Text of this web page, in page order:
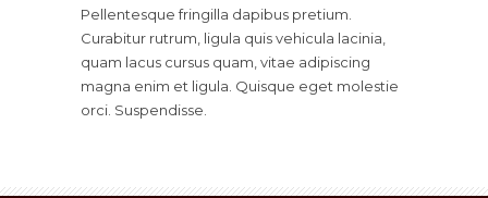
Pellentesque fringilla dapibus pretium.
Curabitur rutrum, ligula quis vehicula lacinia,
quam lacus cursus quam, vitae adipiscing
magna enim et ligula. Quisque eget molestie
orci. Suspendisse.